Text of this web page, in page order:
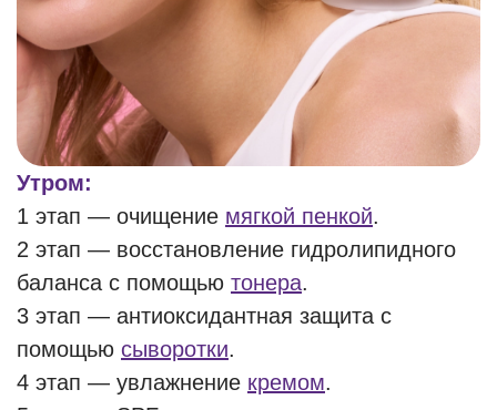
Утром:
1 этап — очищение мягкой пенкой.
2 этап — восстановление гидролипидного
баланса с помощью тонера.
3 этап — антиоксидантная защита с
помощью сыворотки.
4 этап — увлажнение кремом.